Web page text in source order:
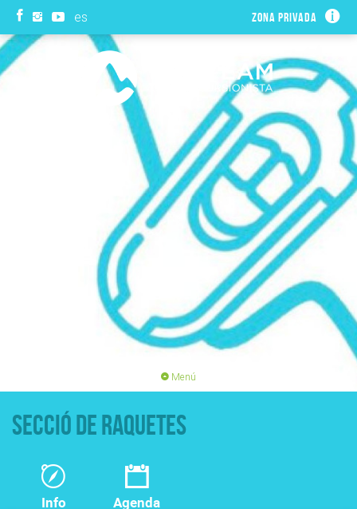
es Zona privada
Menú
FES-TE SOCI
Secció de Raquetes
Info Agenda